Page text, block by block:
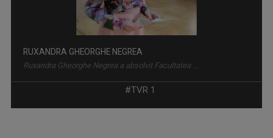
RUXANDRA GHEORGHE NEGREA
Ruxandra Gheorghe Negrea a absolvit Facultatea ...
#TVR 1